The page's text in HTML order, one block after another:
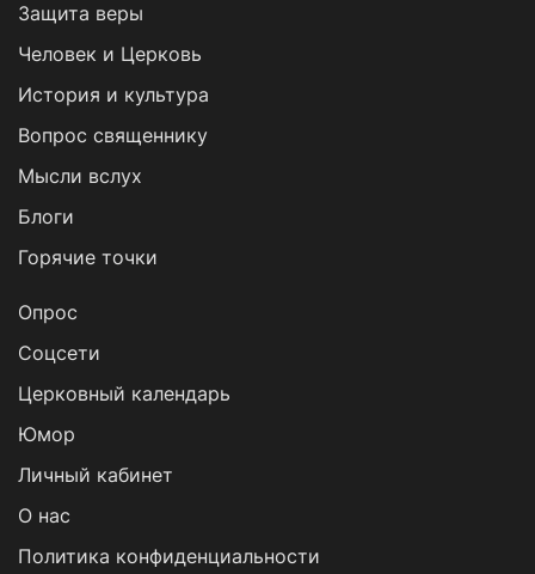
Защита веры
Человек и Церковь
История и культура
Вопрос священнику
Мысли вслух
Блоги
Горячие точки
Опрос
Cоцсети
Церковный календарь
Юмор
Личный кабинет
О нас
Политика конфиденциальности